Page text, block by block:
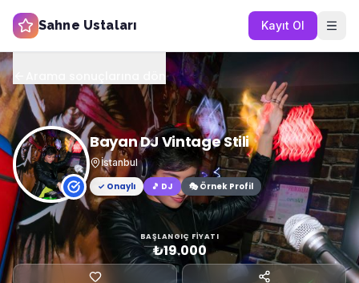
Sahne Ustaları Kayıt Ol
Bayan DJ Vintage Stili
İstanbul
✓ Onaylı
🎵 DJ 🎭 Örnek Profil
BAŞLANGIÇ FIYATI
₺19.000